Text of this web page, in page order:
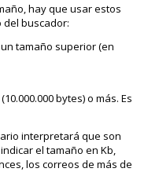
hay que usar estos
buscador:
tamaño superior (en
bytes) o más. Es
interpretará que son
el tamaño en Kb,
los correos de más de